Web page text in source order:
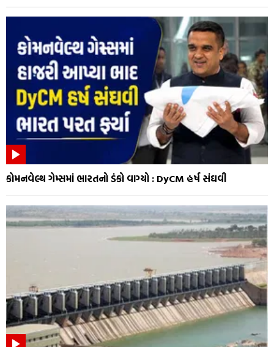
કોમનવેલ્થ ગેમ્સમાં ભારતનો ડંકો વાગ્યો : DyCM હર્ષ સંઘવી